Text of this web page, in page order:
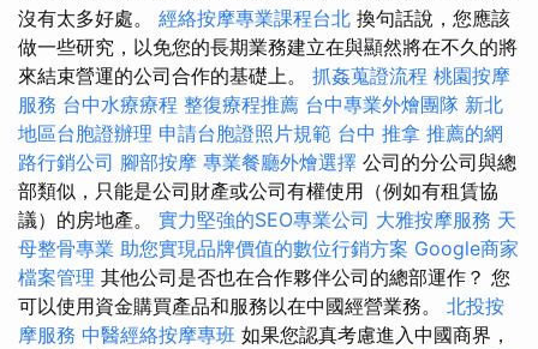
沒有太多好處。 經絡按摩專業課程台北 換句話說，您應該
做一些研究，以免您的長期業務建立在與顯然將在不久的將
來結束營運的公司合作的基礎上。 抓姦蒐證流程 桃園按摩
服務 台中水療療程 整復療程推薦 台中專業外燴團隊 新北
地區台胞證辦理 申請台胞證照片規範 台中 推拿 推薦的網
路行銷公司 腳部按摩 專業餐廳外燴選擇 公司的分公司與總
部類似，只能是公司財產或公司有權使用（例如有租賃協
議）的房地產。 實力堅強的SEO專業公司 大雅按摩服務 天
母整骨專業 助您實現品牌價值的數位行銷方案 Google商家
檔案管理 其他公司是否也在合作夥伴公司的總部運作？ 您
可以使用資金購買產品和服務以在中國經營業務。 北投按
摩服務 中醫經絡按摩專班 如果您認真考慮進入中國商界，